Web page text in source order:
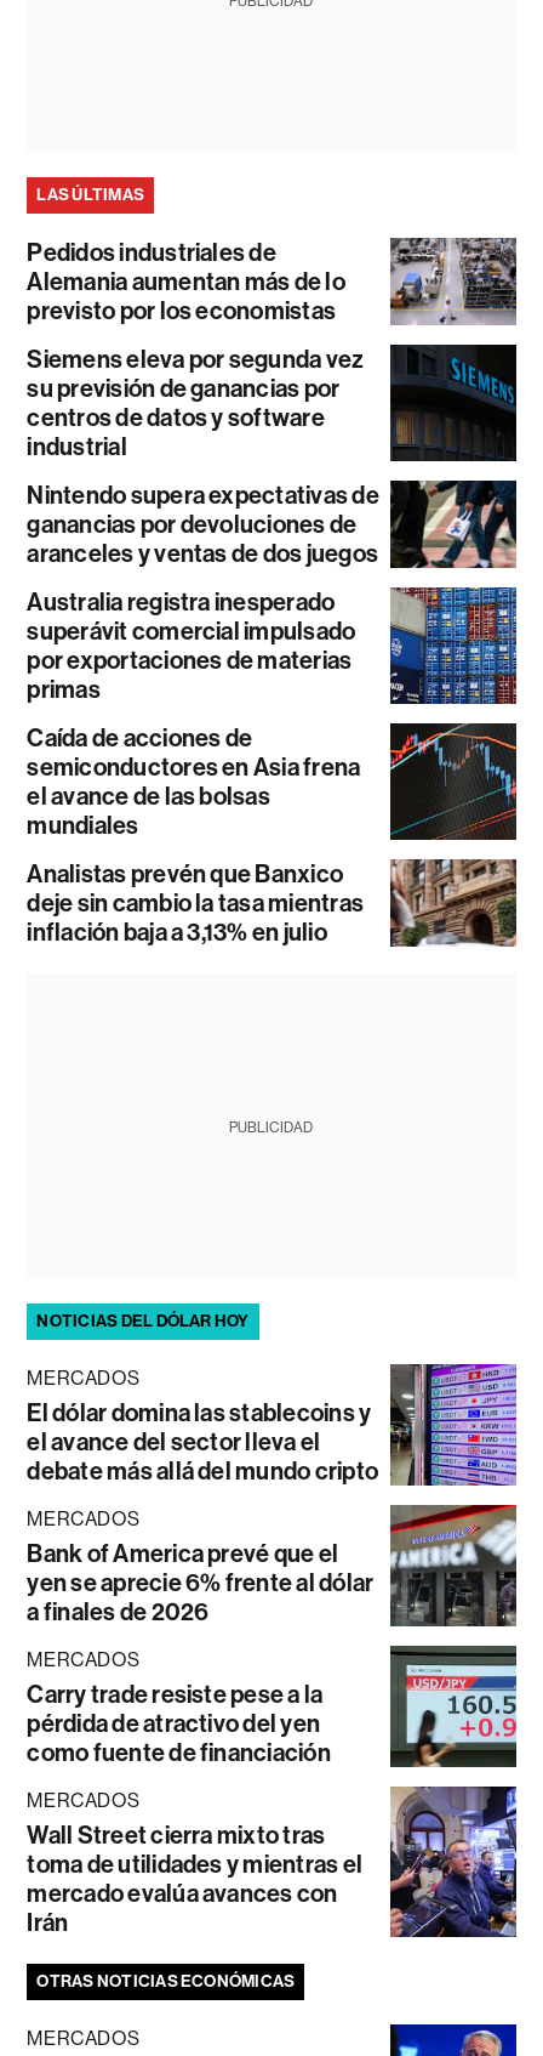
LAS ÚLTIMAS
Pedidos industriales de
Alemania aumentan más de lo
previsto por los economistas
Siemens eleva por segunda vez
su previsión de ganancias por
centros de datos y software
industrial
Nintendo supera expectativas de
ganancias por devoluciones de
aranceles y ventas de dos juegos
Australia registra inesperado
superávit comercial impulsado
por exportaciones de materias
primas
Caída de acciones de
semiconductores en Asia frena
el avance de las bolsas
mundiales
Analistas prevén que Banxico
deje sin cambio la tasa mientras
inflación baja a 3,13% en julio
PUBLICIDAD
NOTICIAS DEL DÓLAR HOY
MERCADOS
El dólar domina las stablecoins y
el avance del sector lleva el
debate más allá del mundo cripto
MERCADOS
Bank of America prevé que el
yen se aprecie 6% frente al dólar
a finales de 2026
MERCADOS
Carry trade resiste pese a la
pérdida de atractivo del yen
como fuente de financiación
MERCADOS
Wall Street cierra mixto tras
toma de utilidades y mientras el
mercado evalúa avances con
Irán
OTRAS NOTICIAS ECONÓMICAS
MERCADOS